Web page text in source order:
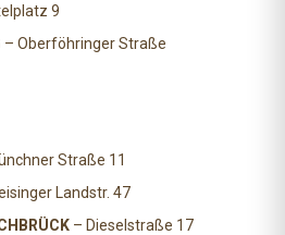
9
– Oberföhringer Straße
Straße 11
Landstr. 47
– Dieselstraße 17